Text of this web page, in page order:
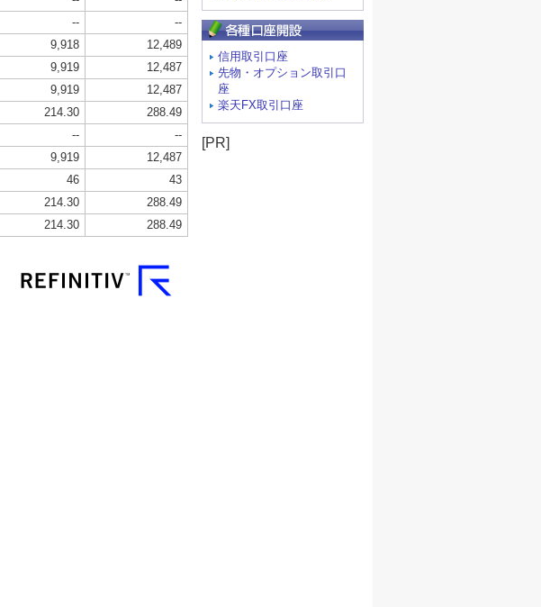
信用取引口座
先物・オプション取引口
座
楽天FX取引口座
[PR]